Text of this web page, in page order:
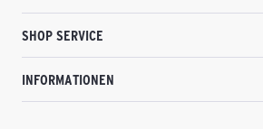
SHOP SERVICE
INFORMATIONEN